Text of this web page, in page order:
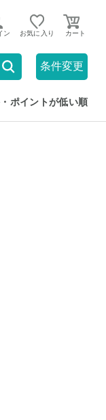
ン お気に入り
条件変更
のみ
ポイントが低い順